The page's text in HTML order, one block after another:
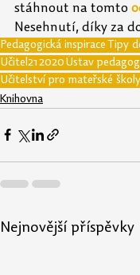
stáhnout na tomto
Nesehnutí, díky za
Pedagogická inspirace Tipy
Učitel21 2020 Ústav
Učitelství pro mateřské školy
Knihovna
Nejnovější příspěvky